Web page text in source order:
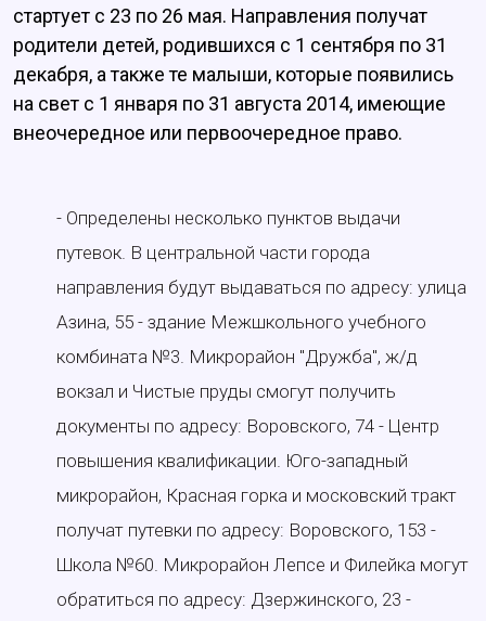
стартует с 23 по 26 мая. Направления получат
родители детей, родившихся с 1 сентября по 31
декабря, а также те малыши, которые появились
на свет с 1 января по 31 августа 2014, имеющие
внеочередное или первоочередное право.
- Определены несколько пунктов выдачи
путевок. В центральной части города
направления будут выдаваться по адресу: улица
Азина, 55 - здание Межшкольного учебного
комбината №3. Микрорайон "Дружба", ж/д
вокзал и Чистые пруды смогут получить
документы по адресу: Воровского, 74 - Центр
повышения квалификации. Юго-западный
микрорайон, Красная горка и московский тракт
получат путевки по адресу: Воровского, 153 -
Школа №60. Микрорайон Лепсе и Филейка могут
обратиться по адресу: Дзержинского, 23 -